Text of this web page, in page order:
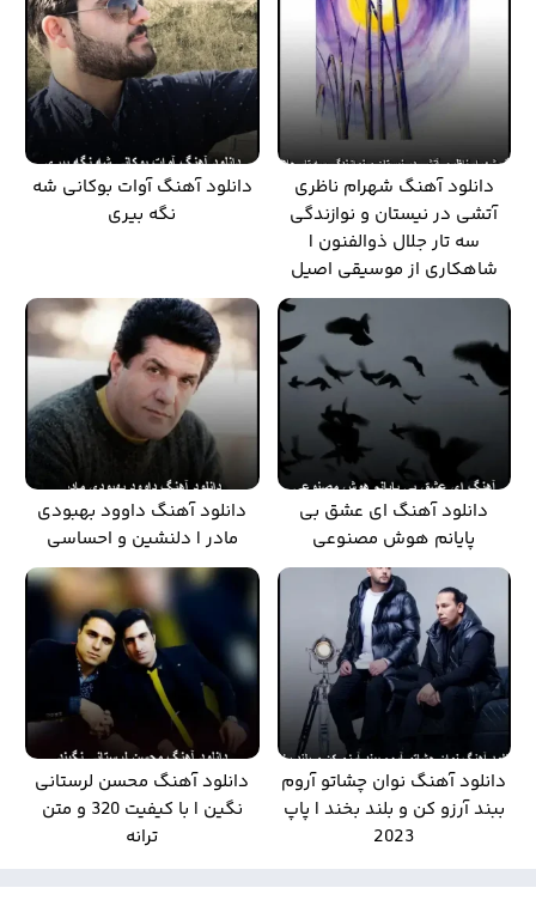
دانلود آهنگ شهرام ناظری
آتشی در نیستان و نوازندگی
سه تار جلال ذوالفنون |
شاهکاری از موسیقی اصیل
دانلود آهنگ آوات بوکانی شه
نگه بیری
دانلود آهنگ ای عشق بی
پایانم هوش مصنوعی
دانلود آهنگ داوود بهبودی
مادر | دلنشین و احساسی
دانلود آهنگ نوان چشاتو آروم
ببند آرزو کن و بلند بخند | پاپ
2023
دانلود آهنگ محسن لرستانی
نگین | با کیفیت 320 و متن
ترانه